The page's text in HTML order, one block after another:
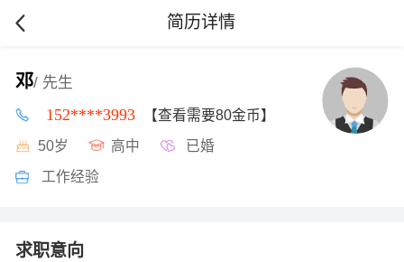
简历详情
邓/ 先生
152****3993 【查看需要80金币】
50岁 高中 已婚
工作经验
求职意向